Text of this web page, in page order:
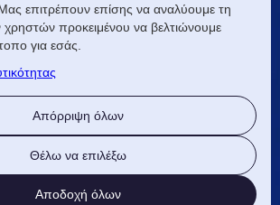
επιτρέπουν επίσης να αναλύουμε τη
προκειμένου να βελτιώνουμε
για εσάς.
Απόρριψη όλων
Θέλω να επιλέξω
Αποδοχή όλων
info@lmhgroup.gr
Ηράκλειο Κρήτης
+30 2810 233620
ΑΘΗΝΑ